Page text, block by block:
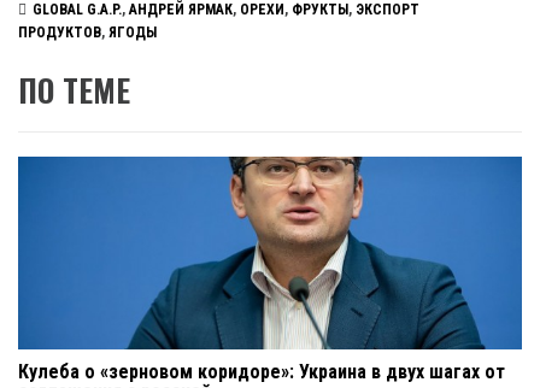
GLOBAL G.A.P.,АНДРЕЙ ЯРМАК, ОРЕХИ , ФРУКТЫ , ЭКСПОРТ
ПРОДУКТОВ, ЯГОДЫ
ПО ТЕМЕ
Кулеба о «зерновом коридоре»: Украина в двух шагах от